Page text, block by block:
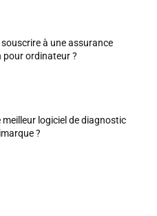
à une assurance
pour ordinateur ?
meilleur logiciel de diagnostic
?